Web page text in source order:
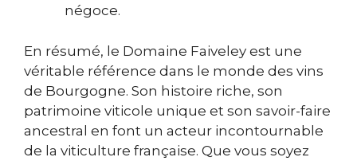
négoce.
En résumé, le Domaine Faiveley est une
véritable référence dans le monde des vins
de Bourgogne. Son histoire riche, son
patrimoine viticole unique et son savoir-faire
ancestral en font un acteur incontournable
de la viticulture française. Que vous soyez